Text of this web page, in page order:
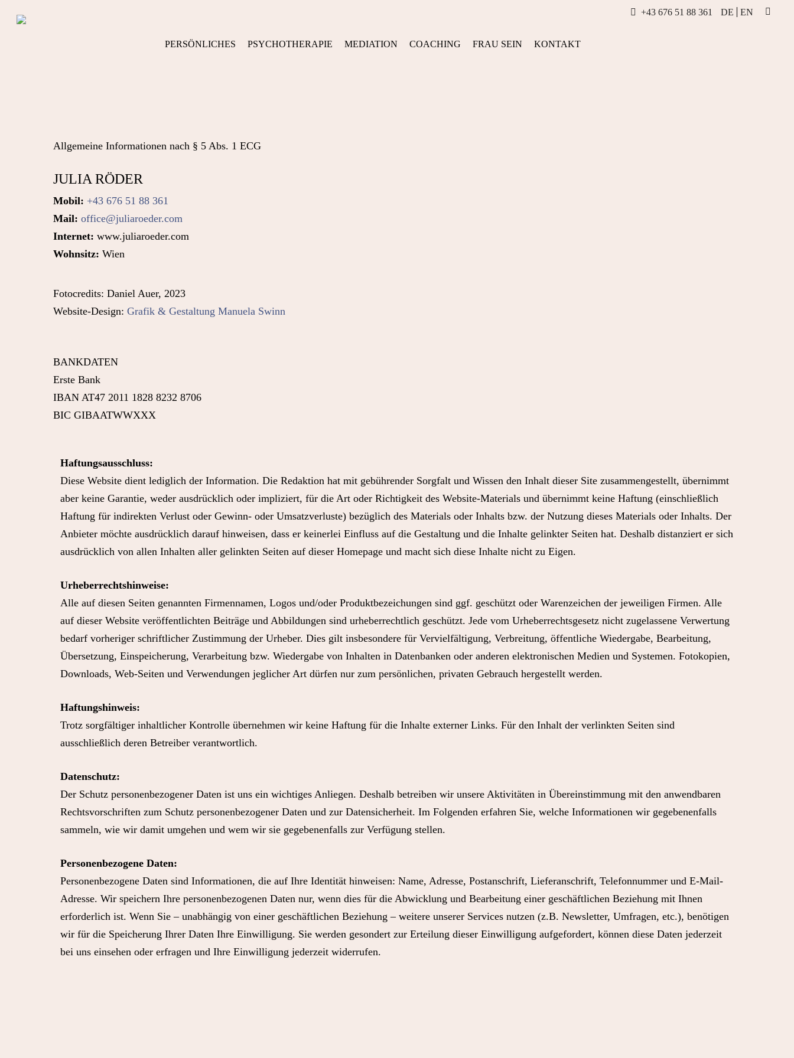
+43 676 51 88 361 DE EN
PERSÖNLICHES PSYCHOTHERAPIE MEDIATION COACHING FRAU SEIN KONTAKT
Allgemeine Informationen nach § 5 Abs. 1 ECG
JULIA RÖDER
Mobil: +43 676 51 88 361
Mail: office@juliaroeder.com
Internet: www.juliaroeder.com
Wohnsitz: Wien
Fotocredits: Daniel Auer, 2023
Website-Design:Grafik & Gestaltung Manuela Swinn
BANKDATEN
Erste Bank
IBAN AT47 2011 1828 8232 8706
BIC GIBAATWWXXX
Haftungsausschluss:
Diese Website dient lediglich der Information. Die Redaktion hat mit gebührender Sorgfalt und Wissen den Inhalt dieser Site zusammengestellt, übernimmt
aber keine Garantie, weder ausdrücklich oder impliziert, für die Art oder Richtigkeit des Website-Materials und übernimmt keine Haftung (einschließlich
Haftung für indirekten Verlust oder Gewinn- oder Umsatzverluste) bezüglich des Materials oder Inhalts bzw. der Nutzung dieses Materials oder Inhalts. Der
Anbieter möchte ausdrücklich darauf hinweisen, dass er keinerlei Einfluss auf die Gestaltung und die Inhalte gelinkter Seiten hat. Deshalb distanziert er sich
ausdrücklich von allen Inhalten aller gelinkten Seiten auf dieser Homepage und macht sich diese Inhalte nicht zu Eigen.
Urheberrechtshinweise:
Alle auf diesen Seiten genannten Firmennamen, Logos und/oder Produktbezeichungen sind ggf. geschützt oder Warenzeichen der jeweiligen Firmen. Alle
auf dieser Website veröffentlichten Beiträge und Abbildungen sind urheberrechtlich geschützt. Jede vom Urheberrechtsgesetz nicht zugelassene Verwertung
bedarf vorheriger schriftlicher Zustimmung der Urheber. Dies gilt insbesondere für Vervielfältigung, Verbreitung, öffentliche Wiedergabe, Bearbeitung,
Übersetzung, Einspeicherung, Verarbeitung bzw. Wiedergabe von Inhalten in Datenbanken oder anderen elektronischen Medien und Systemen. Fotokopien,
Downloads, Web-Seiten und Verwendungen jeglicher Art dürfen nur zum persönlichen, privaten Gebrauch hergestellt werden.
Haftungshinweis:
Trotz sorgfältiger inhaltlicher Kontrolle übernehmen wir keine Haftung für die Inhalte externer Links. Für den Inhalt der verlinkten Seiten sind
ausschließlich deren Betreiber verantwortlich.
Datenschutz:
Der Schutz personenbezogener Daten ist uns ein wichtiges Anliegen. Deshalb betreiben wir unsere Aktivitäten in Übereinstimmung mit den anwendbaren
Rechtsvorschriften zum Schutz personenbezogener Daten und zur Datensicherheit. Im Folgenden erfahren Sie, welche Informationen wir gegebenenfalls
sammeln, wie wir damit umgehen und wem wir sie gegebenenfalls zur Verfügung stellen.
Personenbezogene Daten:
Personenbezogene Daten sind Informationen, die auf Ihre Identität hinweisen: Name, Adresse, Postanschrift, Lieferanschrift, Telefonnummer und E-Mail-
Adresse. Wir speichern Ihre personenbezogenen Daten nur, wenn dies für die Abwicklung und Bearbeitung einer geschäftlichen Beziehung mit Ihnen
erforderlich ist. Wenn Sie – unabhängig von einer geschäftlichen Beziehung – weitere unserer Services nutzen (z.B. Newsletter, Umfragen, etc.), benötigen
wir für die Speicherung Ihrer Daten Ihre Einwilligung. Sie werden gesondert zur Erteilung dieser Einwilligung aufgefordert, können diese Daten jederzeit
bei uns einsehen oder erfragen und Ihre Einwilligung jederzeit widerrufen.